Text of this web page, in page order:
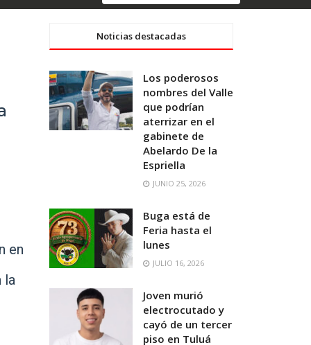
en
la
Noticias destacadas
Los poderosos
nombres del Valle
que podrían
aterrizar en el
gabinete de
Abelardo De la
Espriella
JUNIO 25, 2026
Buga está de
Feria hasta el
lunes
JULIO 16, 2026
Joven murió
electrocutado y
cayó de un tercer
piso en Tuluá